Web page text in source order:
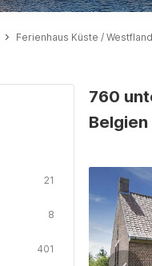
Ferienhaus Küste /
21
8
401
760
Belgien